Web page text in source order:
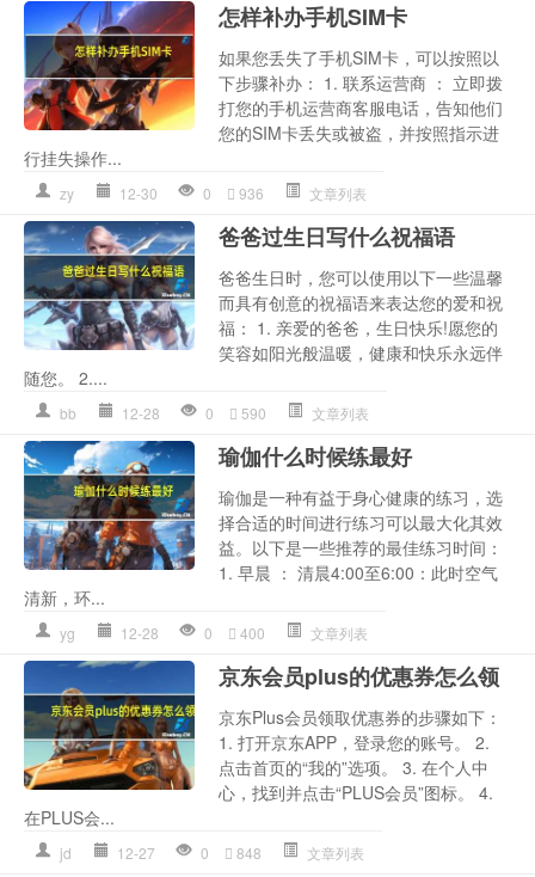
怎样补办手机SIM卡
如果您丢失了手机SIM卡，可以按照以
下步骤补办： 1. 联系运营商 ： 立即拨
打您的手机运营商客服电话，告知他们
您的SIM卡丢失或被盗，并按照指示进
行挂失操作...
zy 12-30 0 936 文章列表
爸爸过生日写什么祝福语
爸爸生日时，您可以使用以下一些温馨
而具有创意的祝福语来表达您的爱和祝
福： 1. 亲爱的爸爸，生日快乐!愿您的
笑容如阳光般温暖，健康和快乐永远伴
随您。 2....
bb 12-28 0 590 文章列表
瑜伽什么时候练最好
瑜伽是一种有益于身心健康的练习，选
择合适的时间进行练习可以最大化其效
益。以下是一些推荐的最佳练习时间：
1. 早晨 ： 清晨4:00至6:00：此时空气
清新，环...
yg 12-28 0 400 文章列表
京东会员plus的优惠券怎么领
京东Plus会员领取优惠券的步骤如下：
1. 打开京东APP，登录您的账号。 2.
点击首页的“我的”选项。 3. 在个人中
心，找到并点击“PLUS会员”图标。 4.
在PLUS会...
jd 12-27 0 848 文章列表